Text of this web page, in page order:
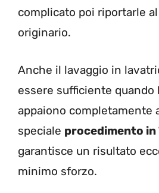
complicato poi riportarle
originario.
Anche il lavaggio in
essere sufficiente quando
appaiono completamente
speciale procedimento in
garantisce un risultato
minimo sforzo.